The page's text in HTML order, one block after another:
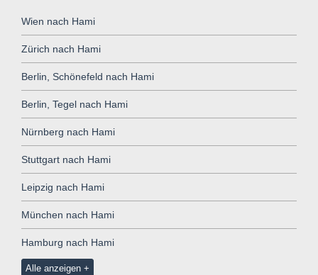
Wien nach Hami
Zürich nach Hami
Berlin, Schönefeld nach Hami
Berlin, Tegel nach Hami
Nürnberg nach Hami
Stuttgart nach Hami
Leipzig nach Hami
München nach Hami
Hamburg nach Hami
Alle anzeigen